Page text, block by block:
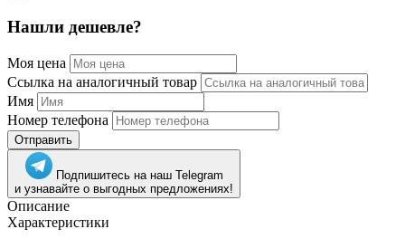
Нашли дешевле?
Моя цена
Ссылка на аналогичный товар
Имя
Номер телефона
Отправить
Подпишитесь на наш Telegram
и узнавайте о выгодных предложениях!
Описание
Характеристики